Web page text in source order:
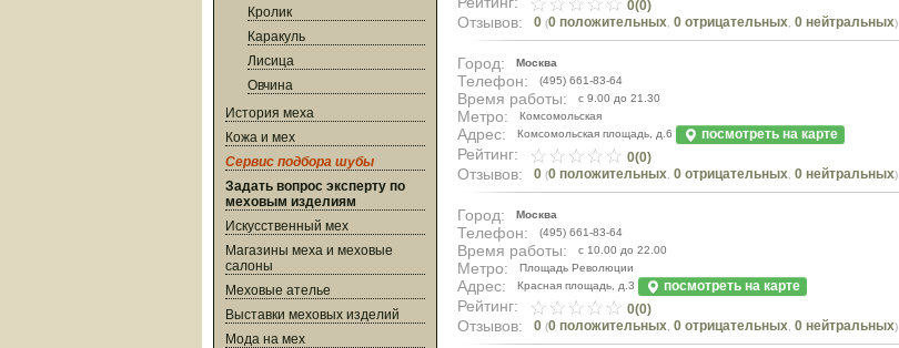
Кролик
Каракуль
Лисица
Овчина
История меха
Кожа и мех
Сервис подбора шубы
Задать вопрос эксперту по
меховым изделиям
Искусственный мех
Магазины меха и меховые
салоны
Меховые ателье
Выставки меховых изделий
Мода на мех
0(0)
Отзывов: 0 (0 положительных 0 отрицательных 0 нейтральных)
Город: Москва
Телефон: (495) 661-83-64
Время работы: с 9.00 до 21.30
Метро: Комсомольская
Адрес: Комсомольская площадь, д.6 посмотреть на карте
Рейтинг: 0(0)
Отзывов: 0 (0 положительных 0 отрицательных 0 нейтральных)
Город: Москва
Телефон: (495) 661-83-64
Время работы: с 10.00 до 22.00
Метро: Площадь Революции
Адрес: Красная площадь, д.3 посмотреть на карте
Рейтинг: 0(0)
Отзывов: 0 (0 положительных 0 отрицательных 0 нейтральных)